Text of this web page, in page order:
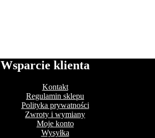
Wsparcie klienta
Kontakt
Regulamin sklepu
Polityka prywatności
Zwroty i wymiany
Moje konto
Wysyłka